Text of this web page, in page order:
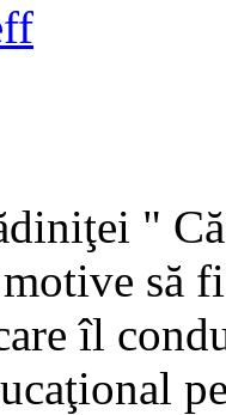
"
să
îl